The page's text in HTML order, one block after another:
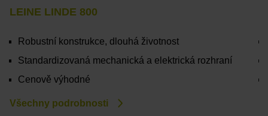
LEINE LINDE 800
Robustní konstrukce, dlouhá životnost
Standardizovaná mechanická a elektrická rozhraní
Cenově výhodné
Všechny podrobnosti